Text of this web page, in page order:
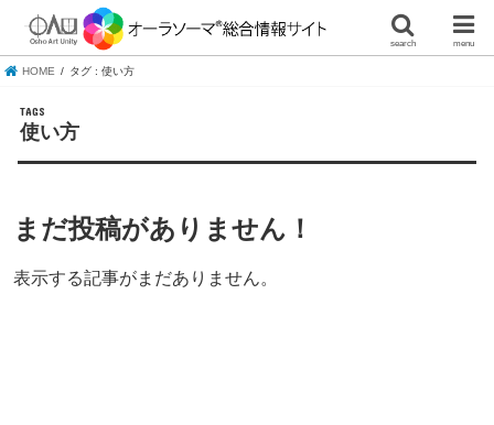
search menu
HOME タグ : 使い方
使い方
まだ投稿がありません！
表示する記事がまだありません。